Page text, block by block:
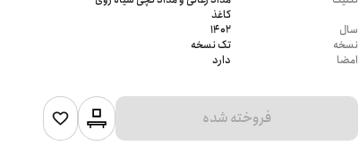
کاغذ
سال
1402
نسخه
تک نسخه
امضا
دارد
فروخته شده